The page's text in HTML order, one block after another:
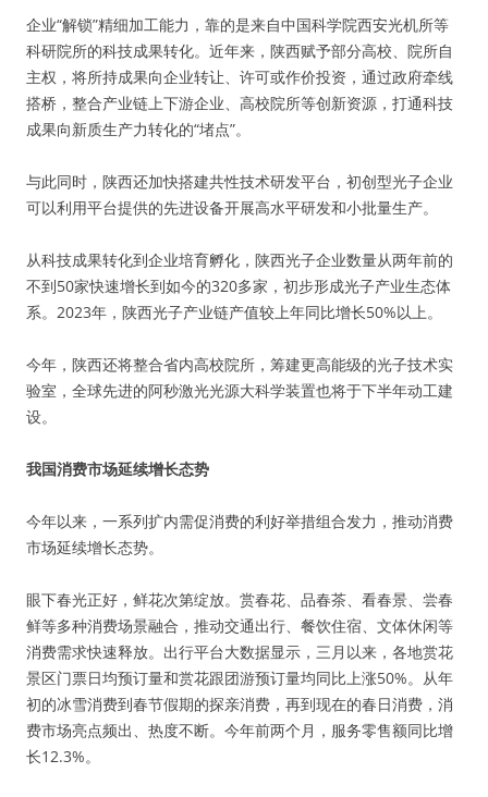
企业“解锁”精细加工能力，靠的是来自中国科学院西安光机所等
科研院所的科技成果转化。近年来，陕西赋予部分高校、院所自
主权，将所持成果向企业转让、许可或作价投资，通过政府牵线
搭桥，整合产业链上下游企业、高校院所等创新资源，打通科技
成果向新质生产力转化的“堵点”。
与此同时，陕西还加快搭建共性技术研发平台，初创型光子企业
可以利用平台提供的先进设备开展高水平研发和小批量生产。
从科技成果转化到企业培育孵化，陕西光子企业数量从两年前的
不到50家快速增长到如今的320多家，初步形成光子产业生态体
系。2023年，陕西光子产业链产值较上年同比增长50%以上。
今年，陕西还将整合省内高校院所，筹建更高能级的光子技术实
验室，全球先进的阿秒激光光源大科学装置也将于下半年动工建
设。
我国消费市场延续增长态势
今年以来，一系列扩内需促消费的利好举措组合发力，推动消费
市场延续增长态势。
眼下春光正好，鲜花次第绽放。赏春花、品春茶、看春景、尝春
鲜等多种消费场景融合，推动交通出行、餐饮住宿、文体休闲等
消费需求快速释放。出行平台大数据显示，三月以来，各地赏花
景区门票日均预订量和赏花跟团游预订量均同比上涨50%。从年
初的冰雪消费到春节假期的探亲消费，再到现在的春日消费，消
费市场亮点频出、热度不断。今年前两个月，服务零售额同比增
长12.3%。